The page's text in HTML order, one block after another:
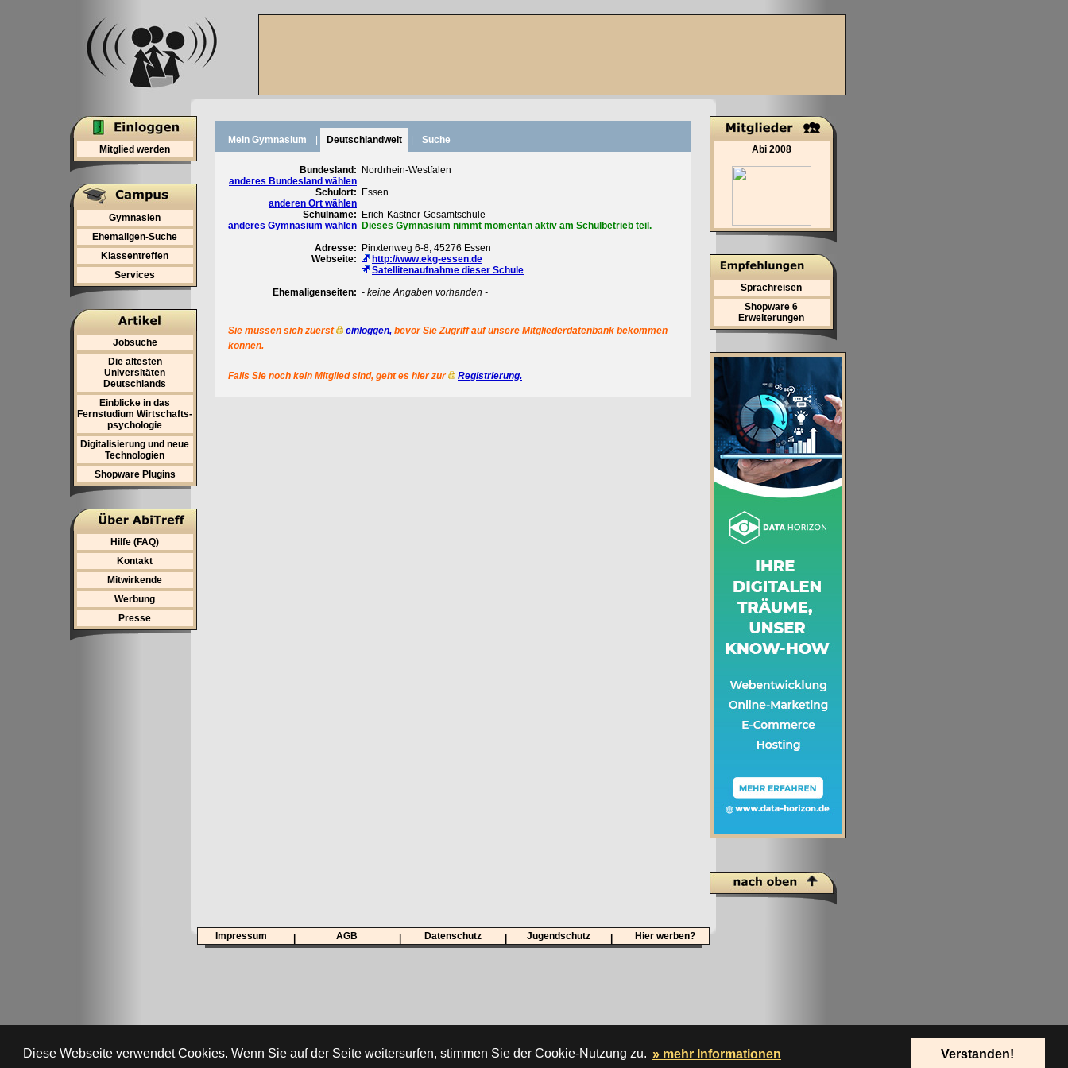
Diese Webseite verwendet Cookies. Wenn Sie auf der Seite weitersurfen, stimmen Sie der Cookie-Nutzung zu. » mehr Informationen Verstanden!
Mitglied werden
Gymnasien
Ehemaligen-Suche
Klassentreffen
Services
Jobsuche
Die ältesten
Universitäten
Deutschlands
Einblicke in das
Fernstudium Wirtschafts-
psychologie
Digitalisierung und neue
Technologien
Shopware Plugins
Hilfe (FAQ)
Kontakt
Mitwirkende
Werbung
Presse
Mein Gymnasium Deutschlandweit Suche
Bundesland:
anderes Bundesland wählen
Nordrhein-Westfalen
Schulort:
anderen Ort wählen
Essen
Schulname:
anderes Gymnasium wählen
Erich-Kästner-Gesamtschule
Dieses Gymnasium nimmt momentan aktiv am Schulbetrieb teil.
Adresse:
Pinxtenweg 6-8, 45276 Essen
Webseite:
http://www.ekg-essen.de
Satellitenaufnahme dieser Schule
Ehemaligenseiten: - keine Angaben vorhanden -
Sie müssen sich zuerst einloggen, bevor Sie Zugriff auf unsere Mitgliederdatenbank bekommen
können.
Falls Sie noch kein Mitglied sind, geht es hier zur Registrierung.
Abi 2008
Sprachreisen
Shopware 6
Erweiterungen
Impressum AGB Datenschutz Jugendschutz Hier werben?